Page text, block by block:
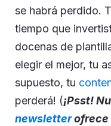
se habrá perdido.
tiempo que
docenas de
elegir el mejor, tu
supuesto, tu
perderá! (¡Psst!
newsletterofrece